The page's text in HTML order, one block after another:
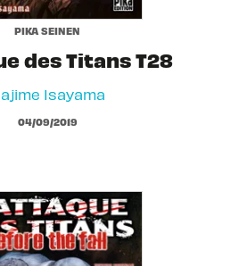
PIKA SEINEN
des Titans T28
Isayama
04/09/2019